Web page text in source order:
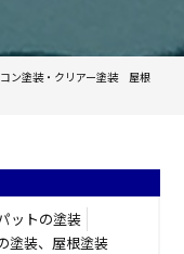
ン塗装・クリアー塗装 屋根
ットの塗装
塗装、屋根塗装